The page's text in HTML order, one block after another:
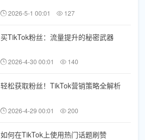
2026-5-1 00:01 127
买TikTok粉丝：流量提升的秘密武器
2026-4-30 00:01 140
轻松获取粉丝！TikTok营销策略全解析
2026-4-29 00:01 200
如何在TikTok上使用热门话题刷赞